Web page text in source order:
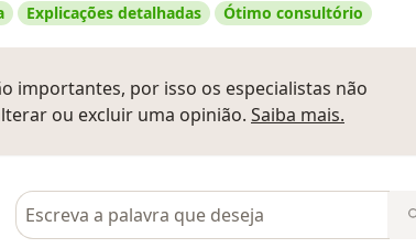
Explicações detalhadas Ótimo consultório
importantes, por isso os especialistas não
ou excluir uma opinião. Saiba mais.
Pesquisar em opiniões